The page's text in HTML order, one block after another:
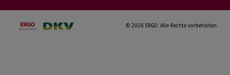
© 2026 ERGO. Alle Rechte vorbehalten.